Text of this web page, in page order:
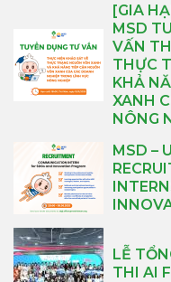
[GIA
MSD
VẤN
THỰC
KHẢ
XANH
NÔNG
MSD –
LỄ
THI AI